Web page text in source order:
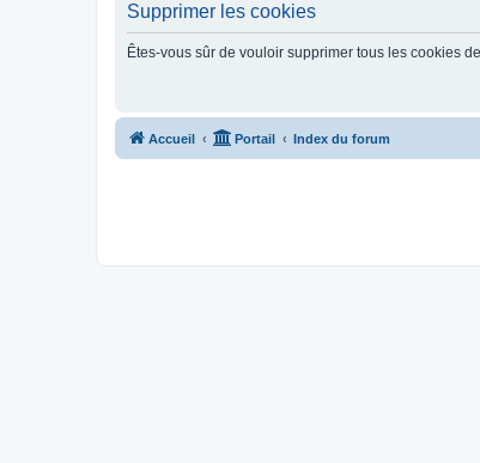
Supprimer les cookies
Êtes-vous sûr de vouloir supprimer tous les cookies
Accueil Portail Index du forum